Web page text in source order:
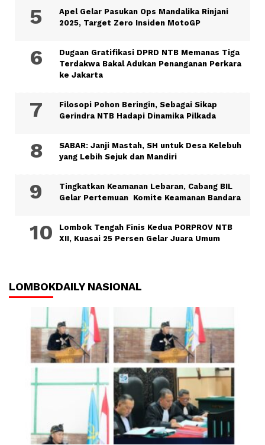
Apel Gelar Pasukan Ops Mandalika Rinjani
2025, Target Zero Insiden MotoGP
Dugaan Gratifikasi DPRD NTB Memanas Tiga
Terdakwa Bakal Adukan Penanganan Perkara
ke Jakarta
Filosopi Pohon Beringin, Sebagai Sikap
Gerindra NTB Hadapi Dinamika Pilkada
SABAR: Janji Mastah, SH untuk Desa Kelebuh
yang Lebih Sejuk dan Mandiri
Tingkatkan Keamanan Lebaran, Cabang BIL
Gelar Pertemuan Komite Keamanan Bandara
Lombok Tengah Finis Kedua PORPROV NTB
XII, Kuasai 25 Persen Gelar Juara Umum
LOMBOKDAILY NASIONAL